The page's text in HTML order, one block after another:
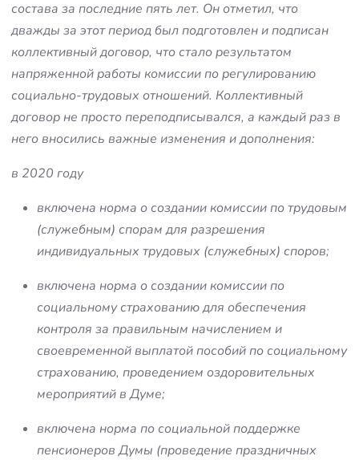
состава за последние пять лет. Он отметил, что
дважды за этот период был подготовлен и подписан
коллективный договор, что стало результатом
напряженной работы комиссии по регулированию
социально-трудовых отношений. Коллективный
договор не просто переподписывался, а каждый раз в
него вносились важные изменения и дополнения:
в 2020 году
включена норма о создании комиссии по трудовым
(служебным) спорам для разрешения
индивидуальных трудовых (служебных) споров;
включена норма о создании комиссии по
социальному страхованию для обеспечения
контроля за правильным начислением и
своевременной выплатой пособий по социальному
страхованию, проведением оздоровительных
мероприятий в Думе;
включена норма по социальной поддержке
пенсионеров Думы (проведение праздничных